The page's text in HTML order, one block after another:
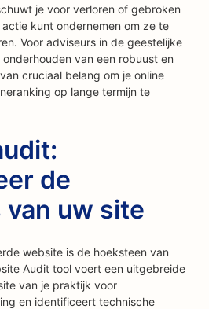
je voor verloren of gebroken
kunt ondernemen om ze te
Voor adviseurs in de geestelijke
van een robuust en
cruciaal belang om je online
op lange termijn te
de
uw site
website is de hoeksteen van
Audit tool voert een uitgebreide
van je praktijk voor
en identificeert technische